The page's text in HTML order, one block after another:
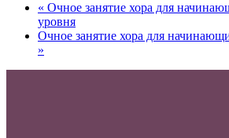
« Очное занятие хора для
уровня
Очное занятие хора для
»